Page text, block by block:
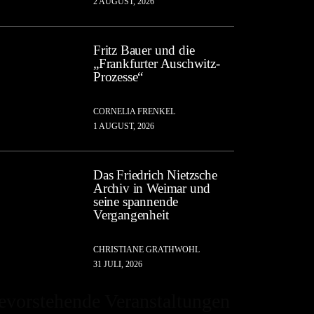
Fritz Bauer und die
„Frankfurter Auschwitz-
Prozesse“
CORNELIA FRENKEL
1 AUGUST, 2026
Das Friedrich Nietzsche
Archiv in Weimar und
seine spannende
Vergangenheit
CHRISTIANE GRATHWOHL
31 JULI, 2026